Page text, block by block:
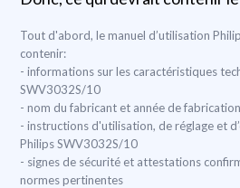
Tout d'abord, le manuel d’utilisation
contenir:
- informations sur les caractéristiques
SWV3032S/10
- nom du fabricant et année de
- instructions d'utilisation, de réglage et
Philips SWV3032S/10
- signes de sécurité et attestations
normes pertinentes